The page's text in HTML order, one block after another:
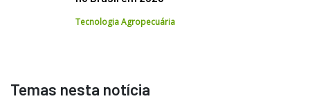
Tecnologia Agropecuária
Temas nesta notícia